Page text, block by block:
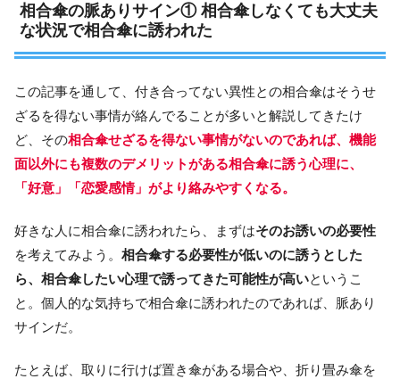
相合傘の脈ありサイン① 相合傘しなくても大丈夫
な状況で相合傘に誘われた
この記事を通して、付き合ってない異性との相合傘はそうせ
ざるを得ない事情が絡んでることが多いと解説してきたけ
ど、その相合傘せざるを得ない事情がないのであれば、機能
面以外にも複数のデメリットがある相合傘に誘う心理に、
「好意」「恋愛感情」がより絡みやすくなる。
好きな人に相合傘に誘われたら、まずはそのお誘いの必要性
を考えてみよう。 相合傘する必要性が低いのに誘うとした
ら、相合傘したい心理で誘ってきた可能性が高いというこ
と。個人的な気持ちで相合傘に誘われたのであれば、脈あり
サインだ。
たとえば、取りに行けば置き傘がある場合や、折り畳み傘を